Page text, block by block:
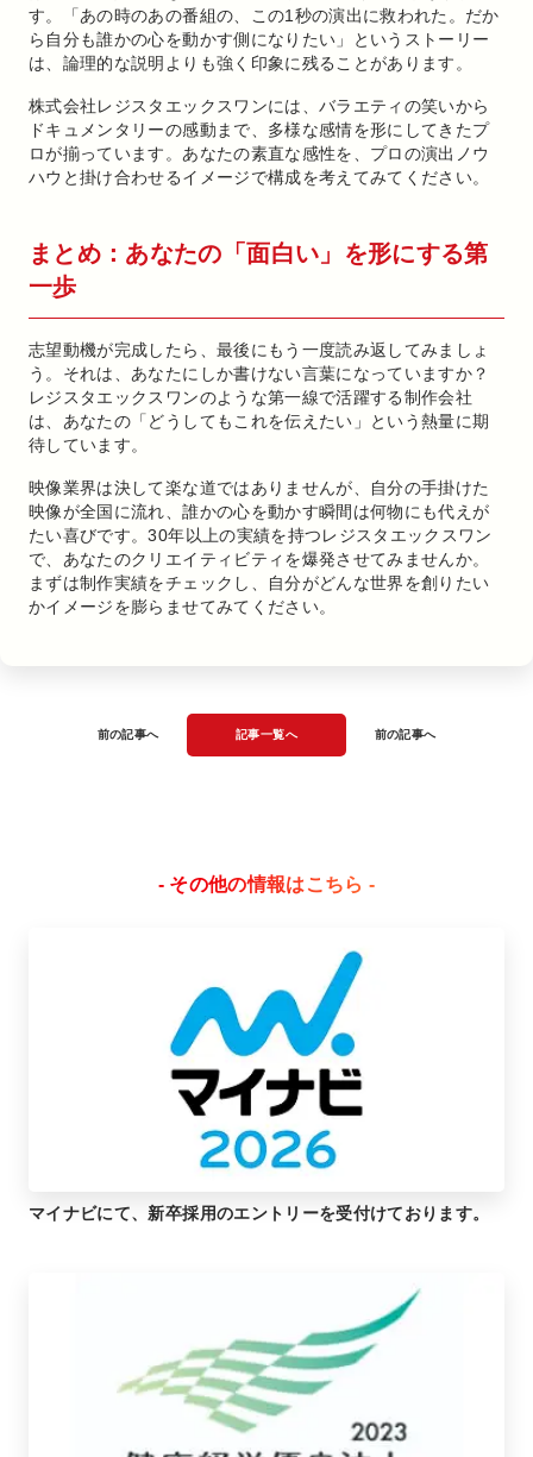
す。「あの時のあの番組の、この1秒の演出に救われた。だか
ら自分も誰かの心を動かす側になりたい」というストーリー
は、論理的な説明よりも強く印象に残ることがあります。
株式会社レジスタエックスワンには、バラエティの笑いから
ドキュメンタリーの感動まで、多様な感情を形にしてきたプ
ロが揃っています。あなたの素直な感性を、プロの演出ノウ
ハウと掛け合わせるイメージで構成を考えてみてください。
まとめ：あなたの「面白い」を形にする第
一歩
志望動機が完成したら、最後にもう一度読み返してみましょ
う。それは、あなたにしか書けない言葉になっていますか？
レジスタエックスワンのような第一線で活躍する制作会社
は、あなたの「どうしてもこれを伝えたい」という熱量に期
待しています。
映像業界は決して楽な道ではありませんが、自分の手掛けた
映像が全国に流れ、誰かの心を動かす瞬間は何物にも代えが
たい喜びです。30年以上の実績を持つレジスタエックスワン
で、あなたのクリエイティビティを爆発させてみませんか。
まずは制作実績をチェックし、自分がどんな世界を創りたい
かイメージを膨らませてみてください。
前の記事へ 記事一覧へ 前の記事へ
- その他の情報はこちら -
マイナビにて、新卒採用のエントリーを受付けております。